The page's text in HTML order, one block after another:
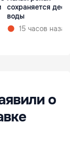
сохраняется
воды
15 часов назад
о